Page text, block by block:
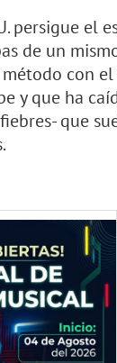
persigue el
de un
con
y que ha
que